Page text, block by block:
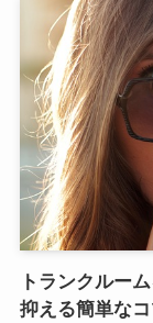
トランクルー
抑える簡単な